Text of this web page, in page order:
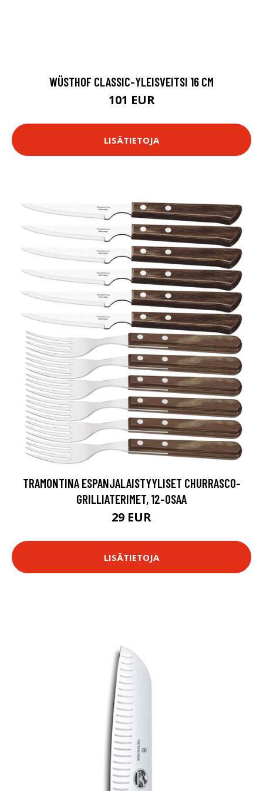
WÜSTHOF CLASSIC-YLEISVEITSI 16 CM
101 EUR
LISÄTIETOJA
TRAMONTINA ESPANJALAISTYYLISET CHURRASCO-
GRILLIATERIMET, 12-OSAA
29 EUR
LISÄTIETOJA